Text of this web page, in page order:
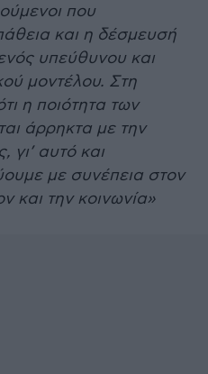
που
και η δέσμευσή
υπεύθυνου και
μοντέλου. Στη
η ποιότητα των
άρρηκτα με την
γι’ αυτό και
με συνέπεια στον
και την κοινωνία»